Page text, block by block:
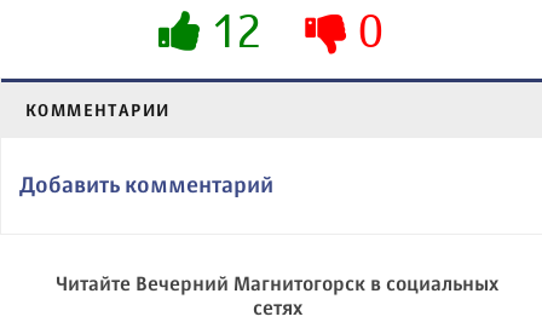
12 0
КОММЕНТАРИИ
Добавить комментарий
Читайте Вечерний Магнитогорск в социальных
сетях